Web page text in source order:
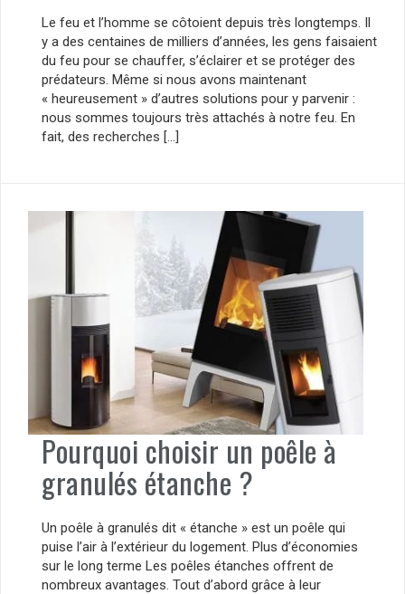
Le feu et l’homme se côtoient depuis très longtemps. Il
y a des centaines de milliers d’années, les gens faisaient
du feu pour se chauffer, s’éclairer et se protéger des
prédateurs. Même si nous avons maintenant
« heureusement » d’autres solutions pour y parvenir :
nous sommes toujours très attachés à notre feu. En
fait, des recherches […]
Pourquoi choisir un poêle à
granulés étanche ?
Un poêle à granulés dit « étanche » est un poêle qui
puise l’air à l’extérieur du logement. Plus d’économies
sur le long terme Les poêles étanches offrent de
nombreux avantages. Tout d’abord grâce à leur